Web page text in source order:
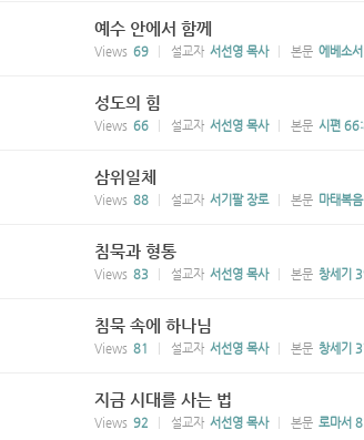
예수 안에서 함께
Views 69 설교자 서선영 목사 본문 에베소
성도의 힘
Views 66 설교자 서선영 목사 본문 시편
삼위일체
Views 88 설교자 서기팔 장로 본문 마태복
침묵과 형통
Views 83 설교자 서선영 목사 본문 창세기
침묵 속에 하나님
Views 81 설교자 서선영 목사 본문 창세기
지금 시대를 사는 법
Views 92 설교자 서선영 목사 본문 로마서